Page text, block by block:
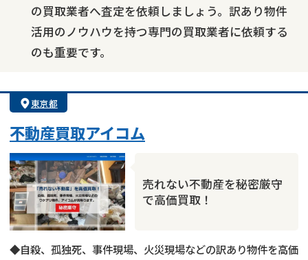
の買取業者へ査定を依頼しましょう。訳あり物件
活用のノウハウを持つ専門の買取業者に依頼する
のも重要です。
東京都
不動産買取アイコム
売れない不動産を秘密厳守
で高価買取！
◆自殺、孤独死、事件現場、火災現場などの訳あり物件を高価